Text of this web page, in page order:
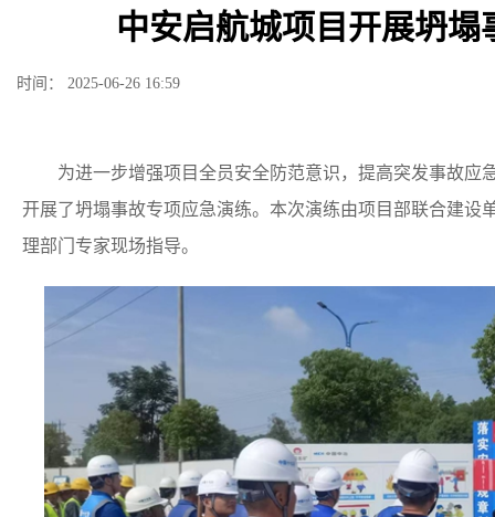
中安启航城项目开展坍塌
时间： 2025-06-26 16:59
为进一步增强项目全员安全防范意识，提高突发事故应
开展了坍塌事故专项应急演练。本次演练由项目部联合建设
理部门专家现场指导。